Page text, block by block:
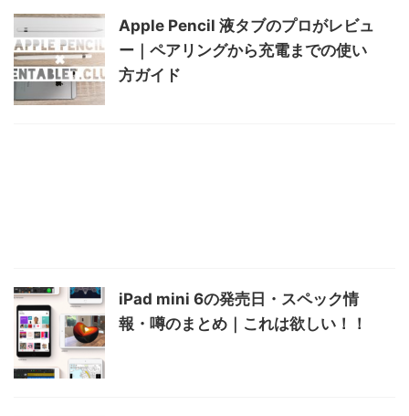
Apple Pencil 液タブのプロがレビュ
ー｜ペアリングから充電までの使い
方ガイド
iPad mini 6の発売日・スペック情
報・噂のまとめ｜これは欲しい！！